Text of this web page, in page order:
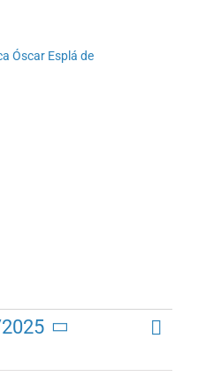
de
Lista